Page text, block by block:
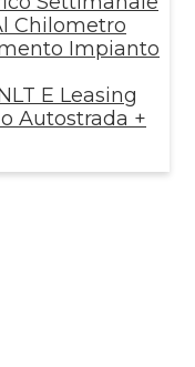
Chilometro
Impianto
E Leasing
Autostrada +